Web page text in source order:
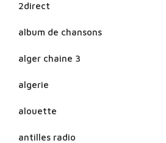
2direct
album de chansons
alger chaine 3
algerie
alouette
antilles radio